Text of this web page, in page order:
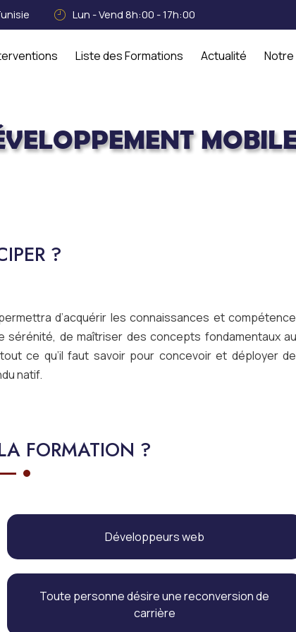
Lun - Vend 8h:00 - 17h:00
Liste des Formations Actualité Notre
?
d’acquérir les connaissances et
de maîtriser des concepts fondamentaux
ce qu’il faut savoir pour concevoir et déployer
natif.
FORMATION ?
Développeurs web
Toute personne désire une reconversion de
carrière